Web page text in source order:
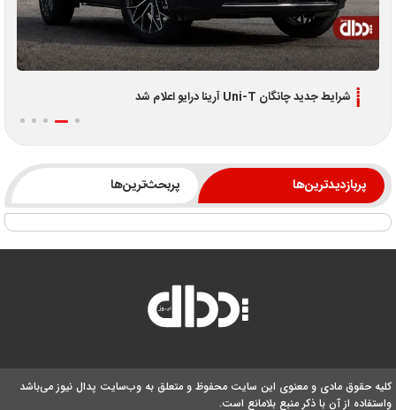
اطلاعیه جدید فروش اقساطی لوکانو L7 و L8 ویژه تیر 1405
پربازدیدترین‌ها پربحث‌ترین‌ها
کلیه حقوق مادی و معنوی این سایت محفوظ و متعلق به وب‌سایت پدال نیوز می‌باشد
واستفاده از آن با ذکر منبع بلامانع است.